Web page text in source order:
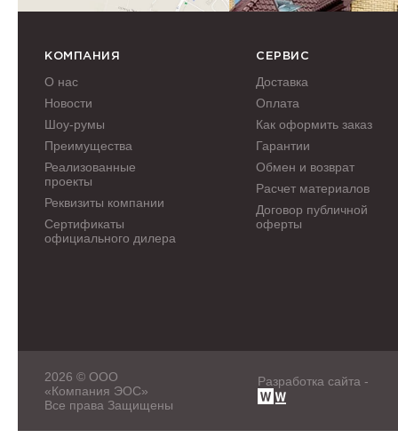
КОМПАНИЯ
О нас
Новости
Шоу-румы
Преимущества
Реализованные
проекты
Реквизиты компании
Сертификаты
официального дилера
СЕРВИС
Доставка
Оплата
Как оформить заказ
Гарантии
Обмен и возврат
Расчет материалов
Договор публичной
оферты
2026 © ООО
«Компания ЭОС»
Все права Защищены
Разработка сайта -